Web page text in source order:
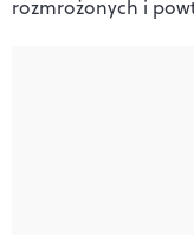
rozmrożonych i